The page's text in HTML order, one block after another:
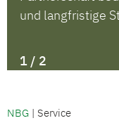
und langfristige
1 / 2
NBG | Service